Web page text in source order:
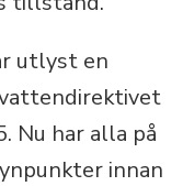
utlyst en
Nu har alla på
innan